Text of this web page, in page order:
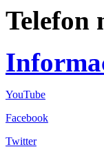
Telefon
YouTube
Facebook
Twitter